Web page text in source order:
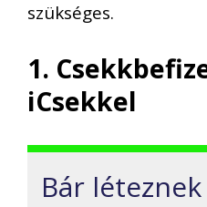
szükséges.
1.
iCsekkel
Bár